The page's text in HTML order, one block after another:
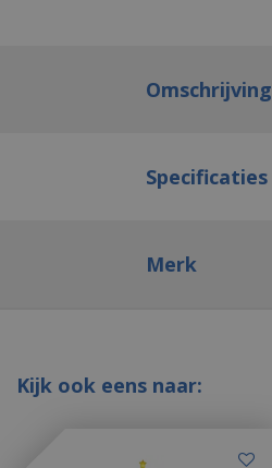
Omschrijving
Specificaties
Merk
Kijk ook eens naar: